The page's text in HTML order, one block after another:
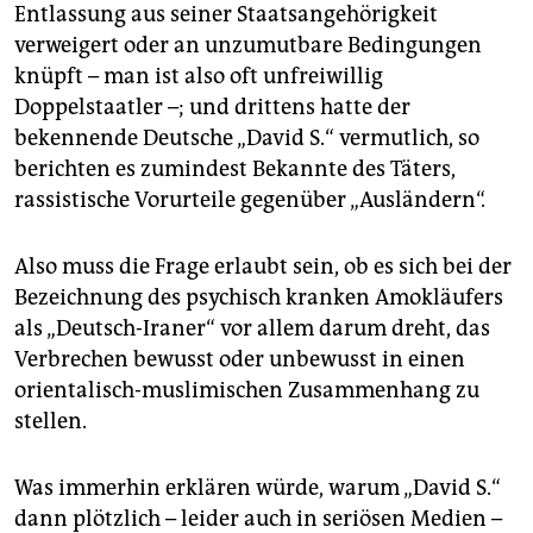
Entlassung aus seiner Staatsangehörigkeit
verweigert oder an unzumutbare Bedingungen
knüpft – man ist also oft unfreiwillig
Doppelstaatler –; und drittens hatte der
bekennende Deutsche „David S.“ vermutlich, so
berichten es zumindest Bekannte des Täters,
rassistische Vorurteile gegenüber „Ausländern“.
Also muss die Frage erlaubt sein, ob es sich bei der
Bezeichnung des psychisch kranken Amokläufers
als „Deutsch-Iraner“ vor allem darum dreht, das
Verbrechen bewusst oder unbewusst in einen
orientalisch-muslimischen Zusammenhang zu
stellen.
Was immerhin erklären würde, warum „David S.“
dann plötzlich – leider auch in seriösen Medien –